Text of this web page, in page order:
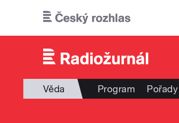
Věda Program Pořady